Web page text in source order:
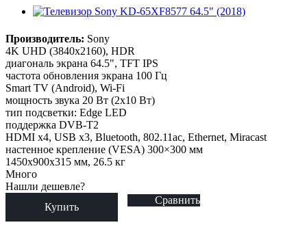
Производитель: Sony
4K UHD (3840x2160), HDR
диагональ экрана 64.5", TFT IPS
частота обновления экрана 100 Гц
Smart TV (Android), Wi-Fi
мощность звука 20 Вт (2х10 Вт)
тип подсветки: Edge LED
поддержка DVB-T2
HDMI x4, USB x3, Bluetooth, 802.11ac, Ethernet, Miracast
настенное крепление (VESA) 300×300 мм
1450x900x315 мм, 26.5 кг
Много
Нашли дешевле?
Купить
Сравнить